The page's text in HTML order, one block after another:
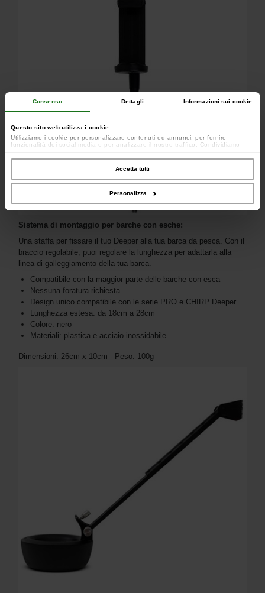
Consenso Dettagli Informazioni sui cookie
Questo sito web utilizza i cookie
Utilizziamo i cookie per personalizzare contenuti ed annunci, per fornire
funzionalità dei social media e per analizzare il nostro traffico. Condividiamo
occupano di analisi dei dati web, pubblicità e social media, i quali potrebbero
combinarle con altre informazioni che hai fornito loro o che hanno raccolto dal
Accetta tutti
Personalizza
Sistema di montaggio per barche con esche:
Una staffa per fissare il tuo Deeper alla tua barca da pesca. Con il
braccio regolabile, puoi regolare la lunghezza per adattarla alla
linea di galleggiamento della tua barca.
Compatibile con la maggior parte delle barche con esca
Nessuna foratura richiesta
Design unico compatibile con le serie PRO e CHIRP Deeper
Lunghezza estesa: da 18cm a 28cm
Colore: nero
Materiali: plastica e acciaio inossidabile
Dimensioni: 26cm x 10cm - Peso: 100g